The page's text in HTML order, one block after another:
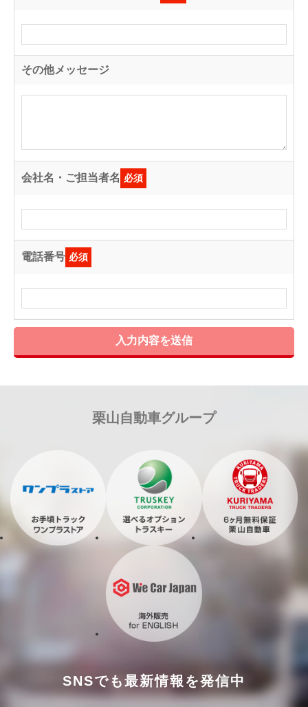
その他メッセージ
会社名・ご担当者名 必須
電話番号 必須
入力内容を送信
栗山自動車グループ
SNSでも最新情報を発信中